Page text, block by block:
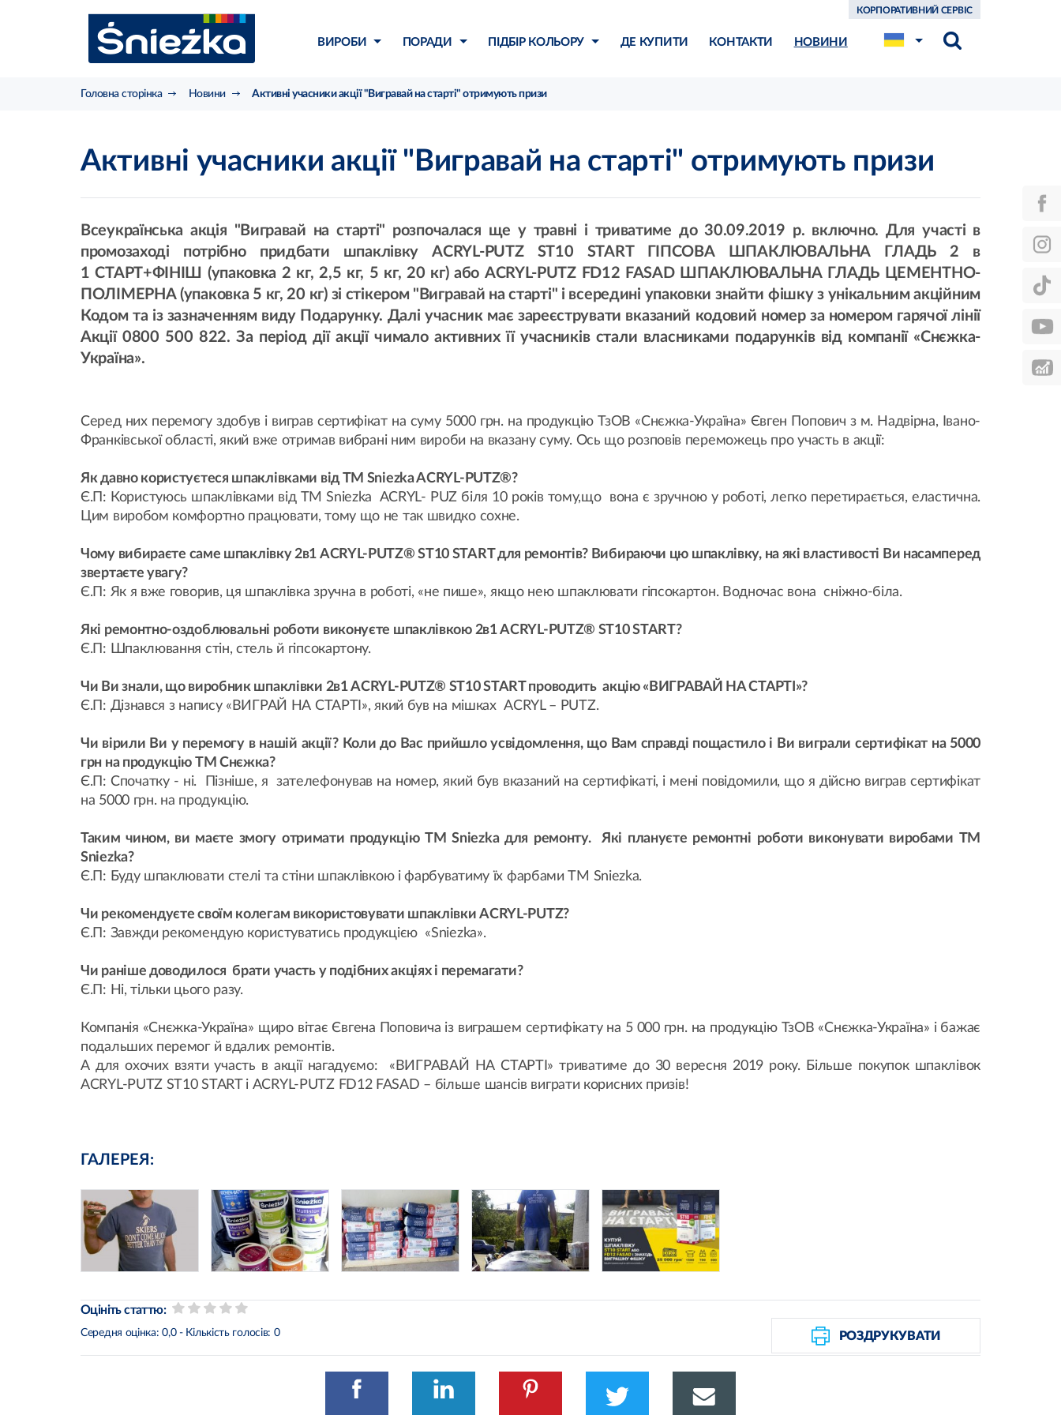
ВИРОБИ ПОРАДИ ПІДБІР КОЛЬОРУ ДЕ КУПИТИ КОНТАКТИ НОВИНИ
КОРПОРАТИВНИЙ СЕРВІС
Головна сторінка Новини Активні учасники акції "Вигравай на старті" отримують призи
Активні учасники акції "Вигравай на старті" отримують призи
Всеукраїнська акція "Вигравай на старті" розпочалася ще у травні і триватиме до 30.09.2019 р. включно. Для участі в
промозаході потрібно придбати шпаклівку ACRYL-PUTZ ST10 START ГІПСОВА ШПАКЛЮВАЛЬНА ГЛАДЬ 2 в
1 СТАРТ+ФІНІШ (упаковка 2 кг, 2,5 кг, 5 кг, 20 кг) або ACRYL-PUTZ FD12 FASAD ШПАКЛЮВАЛЬНА ГЛАДЬ ЦЕМЕНТНО-
ПОЛІМЕРНА (упаковка 5 кг, 20 кг) зі стікером "Вигравай на старті" і всередині упаковки знайти фішку з унікальним акційним
Кодом та із зазначенням виду Подарунку. Далі учасник має зареєструвати вказаний кодовий номер за номером гарячої лінії
Акції 0800 500 822. За період дії акції чимало активних її учасників стали власниками подарунків від компанії «Снєжка-
Україна».
Серед них перемогу здобув і виграв сертифікат на суму 5000 грн. на продукцію ТзОВ «Снєжка-Україна» Євген Попович з м. Надвірна, Івано-
Франківської області, який вже отримав вибрані ним вироби на вказану суму. Ось що розповів переможець про участь в акції:
Як давно користуєтеся шпаклівками від ТМ Sniezka ACRYL-PUTZ®?
Є.П: Користуюсь шпаклівками від ТМ Sniezka ACRYL- PUZ біля 10 років тому,що вона є зручною у роботі, легко перетирається, еластична.
Цим виробом комфортно працювати, тому що не так швидко сохне.
Чому вибираєте саме шпаклівку 2в1 ACRYL-PUTZ® ST10 START для ремонтів? Вибираючи цю шпаклівку, на які властивості Ви насамперед
звертаєте увагу?
Є.П: Як я вже говорив, ця шпаклівка зручна в роботі, «не пише», якщо нею шпаклювати гіпсокартон. Водночас вона сніжно-біла.
Які ремонтно-оздоблювальні роботи виконуєте шпаклівкою 2в1 ACRYL-PUTZ® ST10 START?
Є.П: Шпаклювання стін, стель й гіпсокартону.
Чи Ви знали, що виробник шпаклівки 2в1 ACRYL-PUTZ® ST10 START проводить акцію «ВИГРАВАЙ НА СТАРТІ»?
Є.П: Дізнався з напису «ВИГРАЙ НА СТАРТІ», який був на мішках ACRYL – PUTZ.
Чи вірили Ви у перемогу в нашій акції? Коли до Вас прийшло усвідомлення, що Вам справді пощастило і Ви виграли сертифікат на 5000
грн на продукцію ТМ Снєжка?
Є.П: Спочатку - ні. Пізніше, я зателефонував на номер, який був вказаний на сертифікаті, і мені повідомили, що я дійсно виграв сертифікат
на 5000 грн. на продукцію.
Таким чином, ви маєте змогу отримати продукцію ТМ Sniezka для ремонту. Які плануєте ремонтні роботи виконувати виробами ТМ
Sniezka?
Є.П: Буду шпаклювати стелі та стіни шпаклівкою і фарбуватиму їх фарбами ТМ Sniezka.
Чи рекомендуєте своїм колегам використовувати шпаклівки ACRYL-PUTZ?
Є.П: Завжди рекомендую користуватись продукцією «Sniezka».
Чи раніше доводилося брати участь у подібних акціях і перемагати?
Є.П: Ні, тільки цього разу.
Компанія «Снєжка-Україна» щиро вітає Євгена Поповича із виграшем сертифікату на 5 000 грн. на продукцію ТзОВ «Снєжка-Україна» і бажає
подальших перемог й вдалих ремонтів.
А для охочих взяти участь в акції нагадуємо: «ВИГРАВАЙ НА СТАРТІ» триватиме до 30 вересня 2019 року. Більше покупок шпаклівок
ACRYL-PUTZ ST10 START і ACRYL-PUTZ FD12 FASAD – більше шансів виграти корисних призів!
ГАЛЕРЕЯ:
Оцініть статтю:
Середня оцінка:0,0- Кількість голосів: 0 РОЗДРУКУВАТИ